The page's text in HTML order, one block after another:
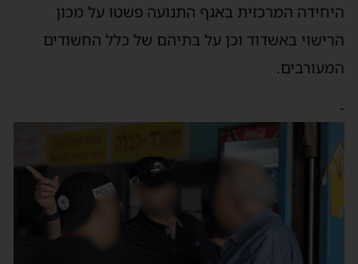
היחידה המרכזית באגף התנועה פשטו על מכון
הרישוי באשדוד וכן על בתיהם של כלל החשודים
המעורבים.
-